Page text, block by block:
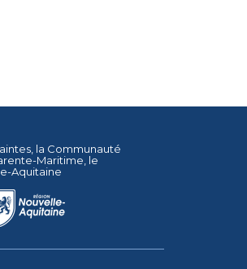
, la Communauté
Maritime , le
Aquitaine